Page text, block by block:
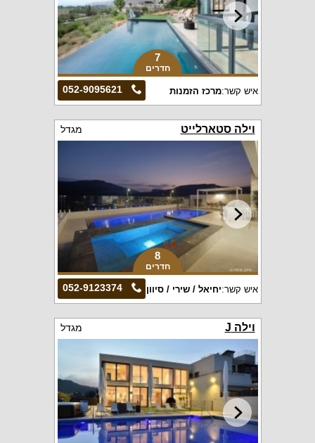
7
חדרים
052-9095621 איש קשר:מרכז הזמנות
וילה סטארלייט מגדל
8
חדרים
052-9123374 איש קשר:יחיאל / שירי / סיוון
וילה J מגדל